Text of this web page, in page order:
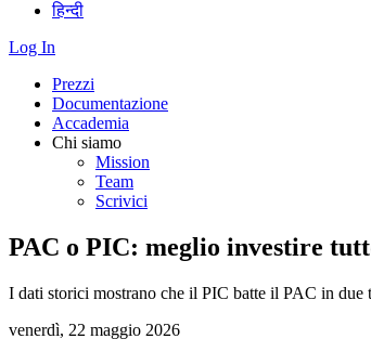
हिन्दी
Log In
Prezzi
Documentazione
Accademia
Chi siamo
Mission
Team
Scrivici
PAC o PIC: meglio investire
I dati storici mostrano che il PIC batte il PAC in due
venerdì, 22 maggio 2026